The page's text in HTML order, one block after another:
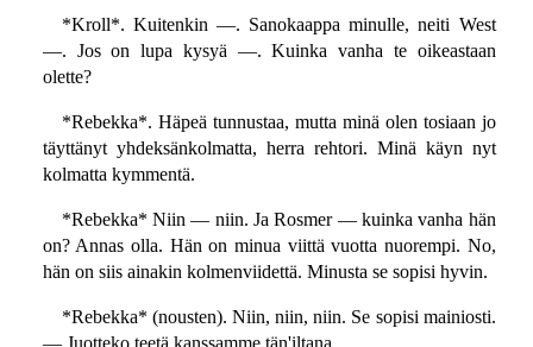
*Kroll*. Kuitenkin —. Sanokaappa minulle, neiti West
—. Jos on lupa kysyä —. Kuinka vanha te oikeastaan
olette?
*Rebekka*. Häpeä tunnustaa, mutta minä olen tosiaan jo
täyttänyt yhdeksänkolmatta, herra rehtori. Minä käyn nyt
kolmatta kymmentä.
*Rebekka* Niin — niin. Ja Rosmer — kuinka vanha hän
on? Annas olla. Hän on minua viittä vuotta nuorempi. No,
hän on siis ainakin kolmenviidettä. Minusta se sopisi hyvin.
*Rebekka* (nousten). Niin, niin, niin. Se sopisi mainiosti.